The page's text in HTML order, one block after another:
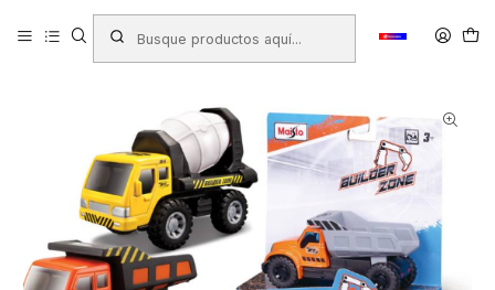
Productos JUGUETERIA Juguetes Infantiles
VEHICULO DE CONSTRUCCION MAISTO X1 UNID.